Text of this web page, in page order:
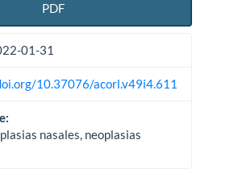
PDF
01-31
10.37076/acorl.v49i4.611
nasales, neoplasias